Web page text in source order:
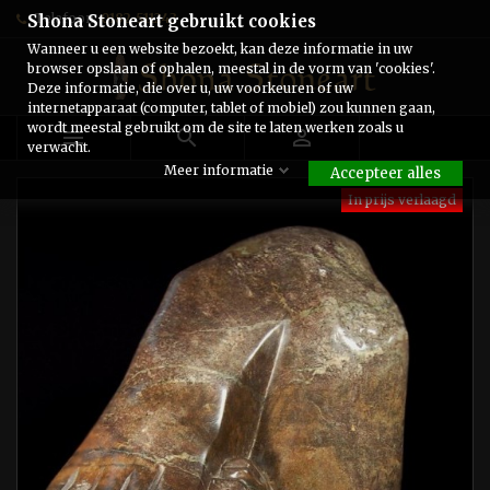
Telefoon: 0182-511243
  
In prijs verlaagd
Shona Stoneart gebruikt cookies
Wanneer u een website bezoekt, kan deze informatie in uw
browser opslaan of ophalen, meestal in de vorm van 'cookies'.
Deze informatie, die over u, uw voorkeuren of uw
internetapparaat (computer, tablet of mobiel) zou kunnen gaan,
wordt meestal gebruikt om de site te laten werken zoals u
verwacht.
Meer informatie
Accepteer alles